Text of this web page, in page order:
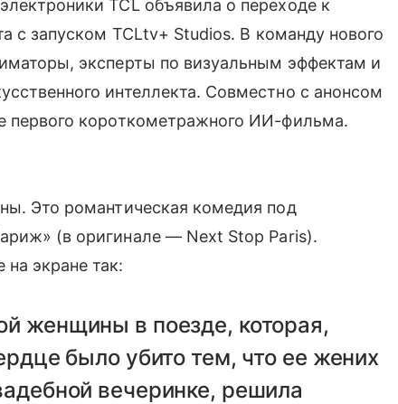
TCL объявила о переходе к
с запуском TCLtv+ Studios. В команду нового
эксперты по визуальным эффектам и
интеллекта. Совместно с анонсом
первого короткометражного ИИ-фильма.
Это романтическая комедия под
(в оригинале — Next Stop Paris).
экране так:
женщины в поезде, которая,
было убито тем, что ее жених
вечеринке, решила